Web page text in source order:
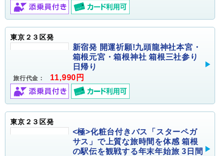
東京２３区発
新宿発 開運祈願!九頭龍神社本宮・
箱根元宮・箱根神社 箱根三社参り
日帰り
旅行代金： 11,990円
東京２３区発
<極>化粧台付きバス「スターペガ
サス」で上質な旅時間を体感 箱根
の駅伝を観戦する年末年始旅 3日間